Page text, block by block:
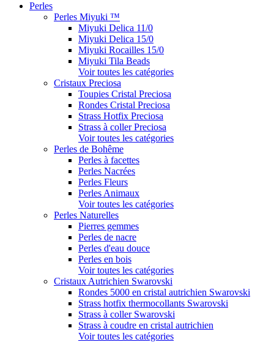
Perles
Perles Miyuki ™
Miyuki Delica 11/0
Miyuki Delica 15/0
Miyuki Rocailles 15/0
Miyuki Tila Beads
Voir toutes les catégories
Cristaux Preciosa
Toupies Cristal Preciosa
Rondes Cristal Preciosa
Strass Hotfix Preciosa
Strass à coller Preciosa
Voir toutes les catégories
Perles de Bohême
Perles à facettes
Perles Nacrées
Perles Fleurs
Perles Animaux
Voir toutes les catégories
Perles Naturelles
Pierres gemmes
Perles de nacre
Perles d'eau douce
Perles en bois
Voir toutes les catégories
Cristaux Autrichien Swarovski
Rondes 5000 en cristal autrichien Swarovski
Strass hotfix thermocollants Swarovski
Strass à coller Swarovski
Strass à coudre en cristal autrichien
Voir toutes les catégories